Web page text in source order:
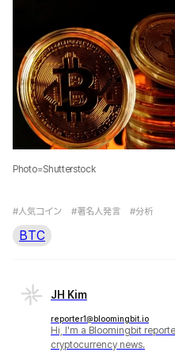
Photo=Shutterstock
#人気コイン #著名人発言 #分析
BTC
JH Kim
reporter1@bloomingbit.io
Hi, I'm a Bloomingbit
cryptocurrency news.